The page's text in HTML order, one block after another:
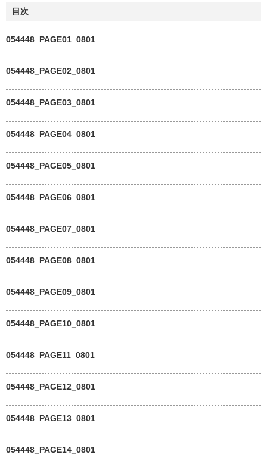
目次
054448_PAGE01_0801
054448_PAGE02_0801
054448_PAGE03_0801
054448_PAGE04_0801
054448_PAGE05_0801
054448_PAGE06_0801
054448_PAGE07_0801
054448_PAGE08_0801
054448_PAGE09_0801
054448_PAGE10_0801
054448_PAGE11_0801
054448_PAGE12_0801
054448_PAGE13_0801
054448_PAGE14_0801